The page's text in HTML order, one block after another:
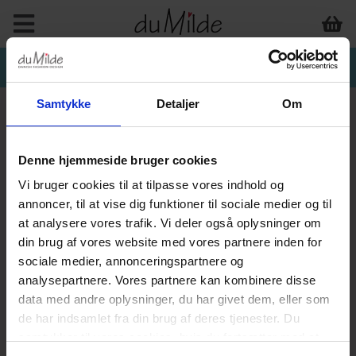
Samtykke Detaljer Om
Denne hjemmeside bruger cookies
Vi bruger cookies til at tilpasse vores indhold og
annoncer, til at vise dig funktioner til sociale medier og til
at analysere vores trafik. Vi deler også oplysninger om
din brug af vores website med vores partnere inden for
sociale medier, annonceringspartnere og
analysepartnere. Vores partnere kan kombinere disse
data med andre oplysninger, du har givet dem, eller som
de har indsamlet fra din brug af deres tjenester. Du